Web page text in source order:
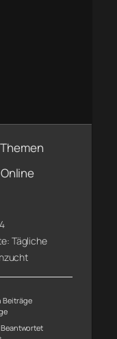
Themen
Online
Tägliche
Beiträge
Beantwortet